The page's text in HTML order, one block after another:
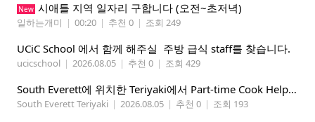
New 시애틀 지역 일자리 구합니다 (오전~초저녁)
일하는개미 | 00:20 | 추천 0 | 조회 249
UCiC School 에서 함께 해주실 주방 급식 staff를 찾습니다.
ucicschool | 2026.08.05 | 추천 0 | 조회 429
South Everett에 위치한 Teriyaki에서 Part-time Cook Helper 구합니다. Mon-Sat, 4:00 pm-8:30 pm
South Everett Teriyaki | 2026.08.05 | 추천 0 | 조회 193